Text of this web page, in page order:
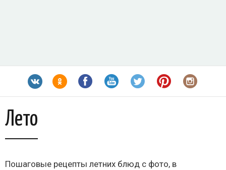
Лето
Пошаговые рецепты летних блюд с фото, в